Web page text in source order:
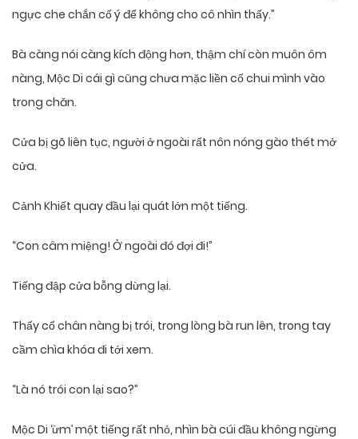
ngực che chắn cố ý để không cho cô nhìn thấy.”
Bà càng nói càng kích động hơn, thậm chí còn muôn ôm
nàng, Mộc Di cái gì cũng chưa mặc liền cố chui mình vào
trong chăn.
Cửa bị gõ liên tục, người ở ngoài rất nôn nóng gào thét mở
cửa.
Cảnh Khiết quay đầu lại quát lớn một tiếng.
“Con câm miệng! Ở ngoài đó đợi đi!”
Tiếng đập cửa bỗng dừng lại.
Thấy cổ chân nàng bị trói, trong lòng bà run lên, trong tay
cầm chìa khóa đi tới xem.
“Là nó trói con lại sao?”
Mộc Di ‘ừm’ một tiếng rất nhỏ, nhìn bà cúi đầu không ngừng